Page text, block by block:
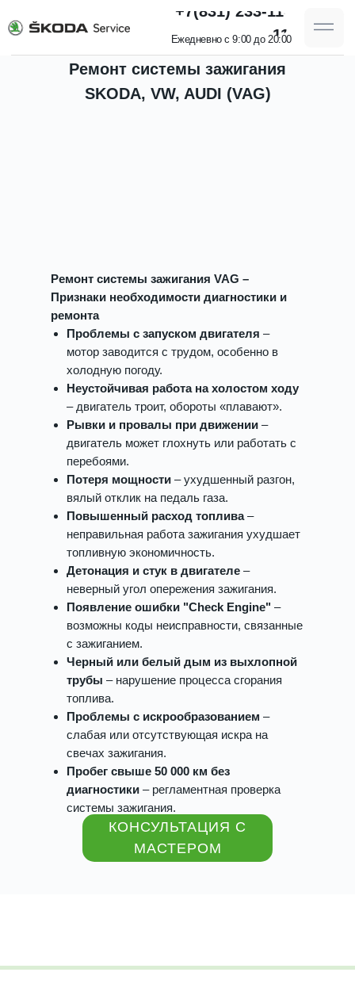
Ежедневно с 9:00 до 20:00
+7(831) 233-11-
Ремонт системы зажигания
SKODA, VW, AUDI (VAG)
Ремонт системы зажигания VAG –
Признаки необходимости диагностики и
ремонта
Проблемы с запуском двигателя –
мотор заводится с трудом, особенно в
холодную погоду.
Неустойчивая работа на холостом ходу
– двигатель троит, обороты «плавают».
Рывки и провалы при движении –
двигатель может глохнуть или работать с
перебоями.
Потеря мощности – ухудшенный разгон,
вялый отклик на педаль газа.
Повышенный расход топлива–
неправильная работа зажигания ухудшает
топливную экономичность.
Детонация и стук в двигателе –
неверный угол опережения зажигания.
Появление ошибки "Check Engine" –
возможны коды неисправности, связанные
с зажиганием.
Черный или белый дым из выхлопной
трубы – нарушение процесса сгорания
топлива.
Проблемы с искрообразованием –
слабая или отсутствующая искра на
свечах зажигания.
Пробег свыше 50 000 км без
диагностики – регламентная проверка
системы зажигания.
КОНСУЛЬТАЦИЯ С
МАСТЕРОМ